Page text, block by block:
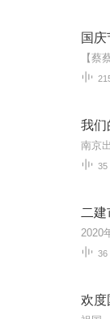
国
我们
35
二
36
欢